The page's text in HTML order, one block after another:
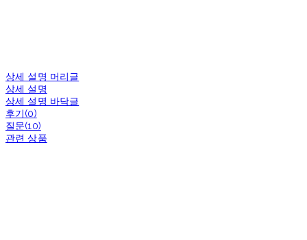
상세 설명 머리글
상세 설명
상세 설명 바닥글
후기(0)
질문(10)
관련 상품